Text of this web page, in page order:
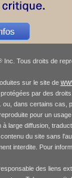
Inc. Tous droits de
sur le site de
par des
ou, dans certains cas,
pour un
à large diffusion,
du site sans
interdite. Pour
des liens